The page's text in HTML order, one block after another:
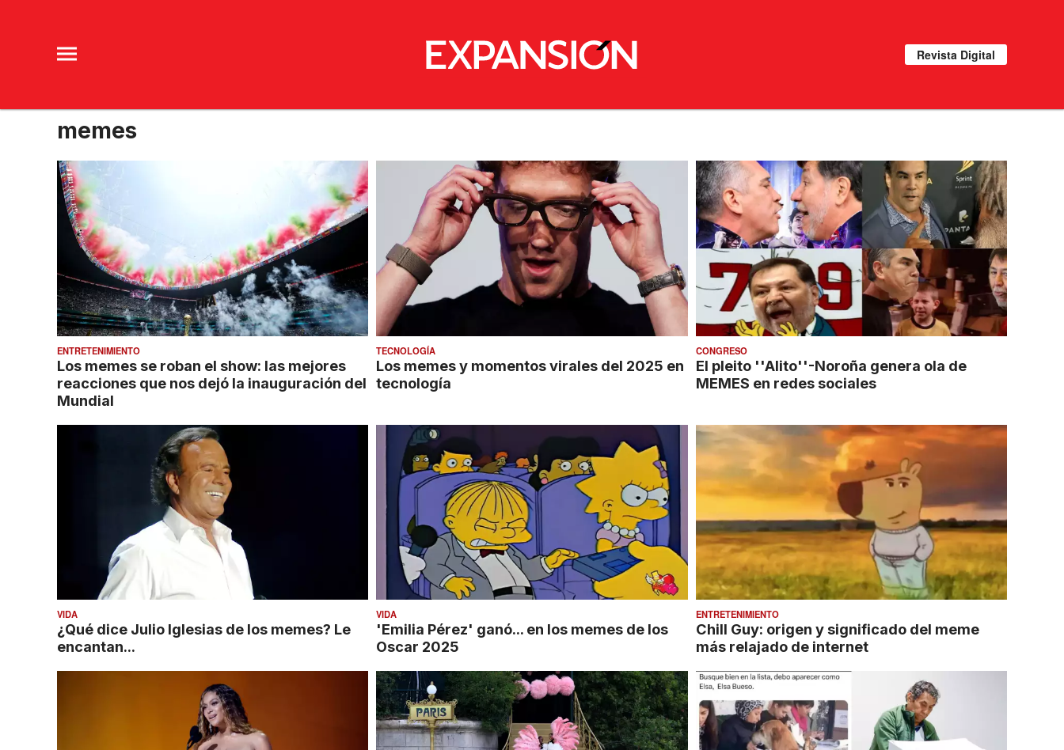
Revista Digital
memes
ENTRETENIMIENTO
Los memes se roban el show: las mejores
reacciones que nos dejó la inauguración del
Mundial
TECNOLOGÍA
Los memes y momentos virales del 2025 en
tecnología
CONGRESO
El pleito ''Alito''-Noroña genera ola de
MEMES en redes sociales
VIDA
¿Qué dice Julio Iglesias de los memes? Le
encantan...
VIDA
'Emilia Pérez' ganó... en los memes de los
Oscar 2025
ENTRETENIMIENTO
Chill Guy: origen y significado del meme
más relajado de internet